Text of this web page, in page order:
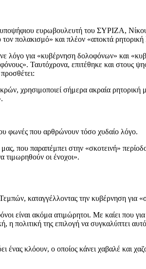
ευρωβουλευτή του ΣΥΡΙΖΑ,
τον πολακισμό» και πλέον «αποκτά
λόγο για «κυβέρνηση δολοφόνων» και
Ταυτόχρονα, επιτέθηκε και στους
χρησιμοποιεί σήμερα ακραία ρητορική
φωνές που αρθρώνουν τόσο χυδαίο λόγο.
που παραπέμπει στην «σκοτεινή»
τιμωρηθούν οι ένοχοι».
καταγγέλλοντας την κυβέρνηση για
είναι ακόμα ατιμώρητοι. Με καίει που
η πολιτική της επιλογή να
κλόουν, ο οποίος κάνει χαβαλέ και